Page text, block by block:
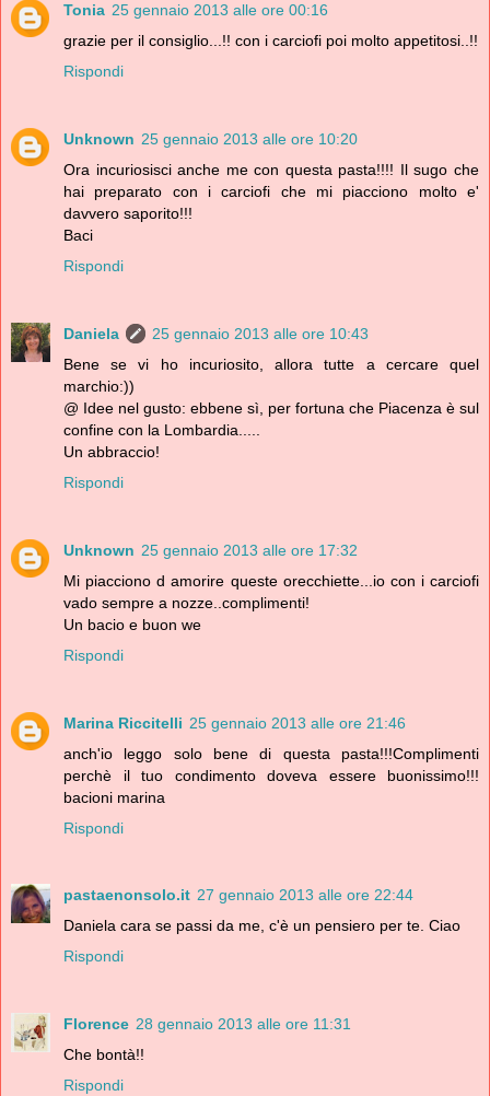
Tonia 25 gennaio 2013 alle ore 00:16
grazie per il consiglio...!! con i carciofi poi molto appetitosi..!!
Rispondi
Unknown 25 gennaio 2013 alle ore 10:20
Ora incuriosisci anche me con questa pasta!!!! Il sugo che
hai preparato con i carciofi che mi piacciono molto e'
davvero saporito!!!
Baci
Rispondi
Daniela
25 gennaio 2013 alle ore 10:43
Bene se vi ho incuriosito, allora tutte a cercare quel
marchio:))
@ Idee nel gusto: ebbene sì, per fortuna che Piacenza è sul
confine con la Lombardia.....
Un abbraccio!
Rispondi
Unknown 25 gennaio 2013 alle ore 17:32
Mi piacciono d amorire queste orecchiette...io con i carciofi
vado sempre a nozze..complimenti!
Un bacio e buon we
Rispondi
Marina Riccitelli 25 gennaio 2013 alle ore 21:46
anch'io leggo solo bene di questa pasta!!!Complimenti
perchè il tuo condimento doveva essere buonissimo!!!
bacioni marina
Rispondi
pastaenonsolo.it 27 gennaio 2013 alle ore 22:44
Daniela cara se passi da me, c'è un pensiero per te. Ciao
Rispondi
Florence 28 gennaio 2013 alle ore 11:31
Che bontà!!
Rispondi